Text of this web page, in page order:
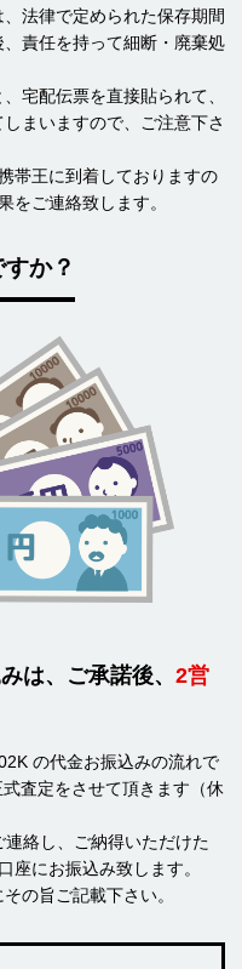
法律で定められた保存期間
責任を持って細断・廃棄処
宅配伝票を直接貼られて、
しまいますので、ご注意下さ
帯王に到着しておりますの
をご連絡致します。
か？
は、ご承諾後、 2営
の代金お振込みの流れで
査定をさせて頂きます（休
絡し、ご納得いただけた
座にお振込み致します。
の旨ご記載下さい。